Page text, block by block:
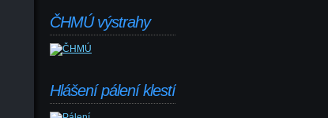
ČHMÚ výstrahy
Hlášení pálení klestí